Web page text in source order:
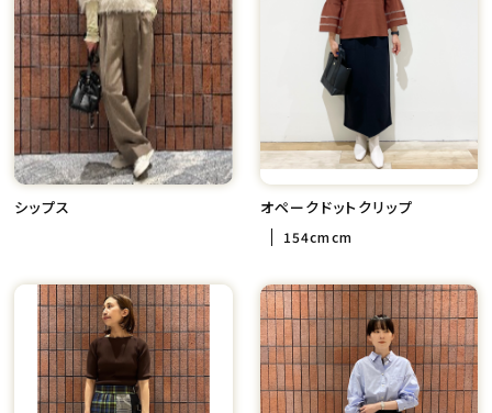
シップス オペークドットクリップ
154cmcm